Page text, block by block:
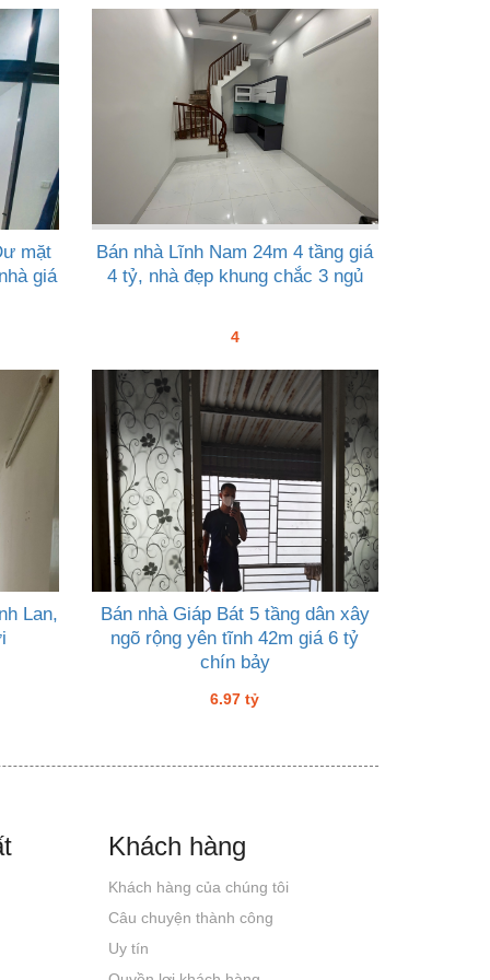
mặt
giá
Bán nhà Lĩnh Nam 24m 4 tầng giá
4 tỷ, nhà đẹp khung chắc 3 ngủ
4
Lan,
Bán nhà Giáp Bát 5 tầng dân xây
ngõ rộng yên tĩnh 42m giá 6 tỷ
chín bảy
6.97 tỷ
Khách hàng
Khách hàng của chúng tôi
Câu chuyện thành công
Uy tín